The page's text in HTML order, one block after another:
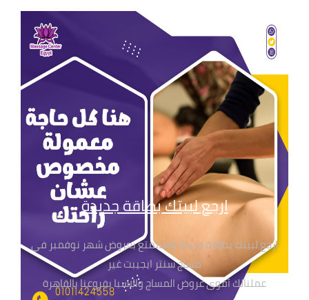
ارجع لبيتك بطاقة جديدة
ارجع لبيتك بطاقة جديدة واستمتع بعروض شهر نوفمبر في
مساج سنتر ايجيبت غير
عملنالك أقوى عروض المساج والاسبا بفروعنا بالقاهرة